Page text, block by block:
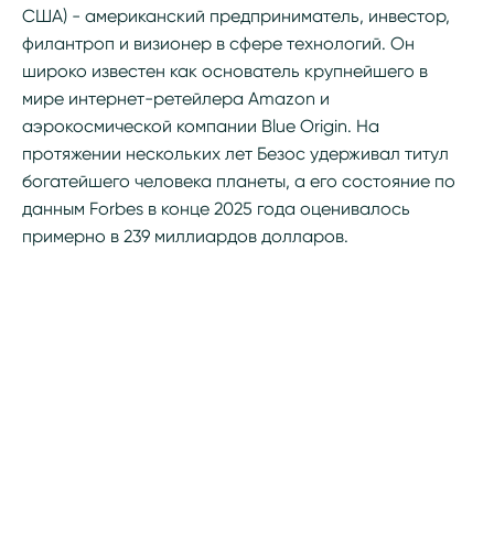
США) - американский предприниматель, инвестор,
филантроп и визионер в сфере технологий. Он
широко известен как основатель крупнейшего в
мире интернет-ретейлера Amazon и
аэрокосмической компании Blue Origin. На
протяжении нескольких лет Безос удерживал титул
богатейшего человека планеты, а его состояние по
данным Forbes в конце 2025 года оценивалось
примерно в 239 миллиардов долларов.